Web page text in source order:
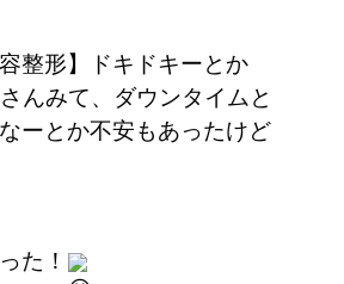
整形】ドキドキーとか
んみて、ダウンタイムと
ーとか不安もあったけど
た！